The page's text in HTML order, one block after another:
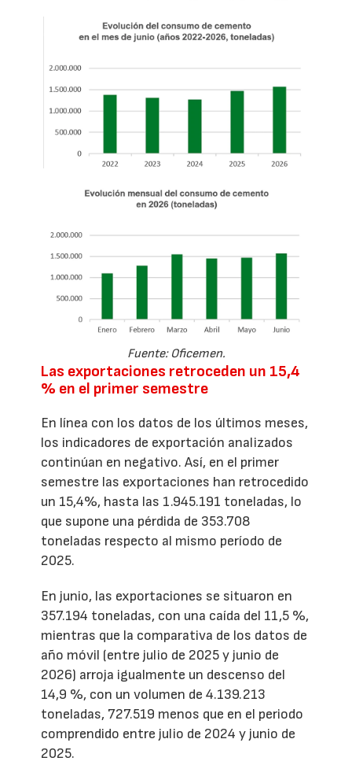
Fuente: Oficemen.
Las exportaciones retroceden un 15,4
% en el primer semestre
En línea con los datos de los últimos meses,
los indicadores de exportación analizados
continúan en negativo. Así, en el primer
semestre las exportaciones han retrocedido
un 15,4%, hasta las 1.945.191 toneladas, lo
que supone una pérdida de 353.708
toneladas respecto al mismo período de
2025.
En junio, las exportaciones se situaron en
357.194 toneladas, con una caída del 11,5 %,
mientras que la comparativa de los datos de
año móvil (entre julio de 2025 y junio de
2026) arroja igualmente un descenso del
14,9 %, con un volumen de 4.139.213
toneladas, 727.519 menos que en el periodo
comprendido entre julio de 2024 y junio de
2025.